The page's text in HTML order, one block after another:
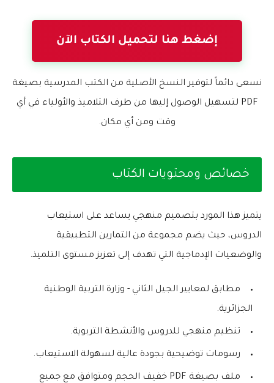
إضغط هنا لتحميل الكتاب الآن
نسعى دائماً لتوفير النسخ الأصلية من الكتب المدرسية بصيغة
PDF لتسهيل الوصول إليها من طرف التلاميذ والأولياء في أي
وقت ومن أي مكان.
خصائص ومحتويات الكتاب
يتميز هذا المورد بتصميم منهجي يساعد على استيعاب
الدروس، حيث يضم مجموعة من التمارين التطبيقية
والوضعيات الإدماجية التي تهدف إلى تعزيز مستوى التلميذ.
مطابق لمعايير الجيل الثاني - وزارة التربية الوطنية
الجزائرية.
تنظيم منهجي للدروس والأنشطة التربوية.
رسومات توضيحية بجودة عالية لسهولة الاستيعاب.
ملف بصيغة PDF خفيف الحجم ومتوافق مع جميع